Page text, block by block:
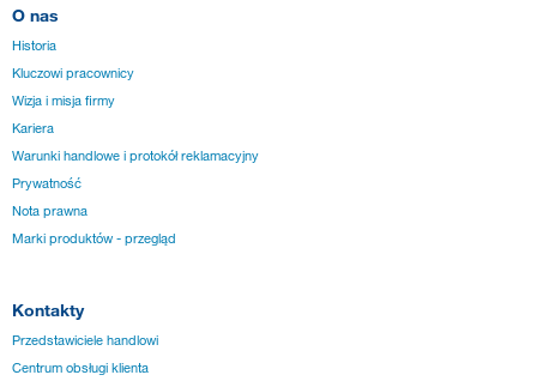
O nas
Historia
Kluczowi pracownicy
Wizja i misja firmy
Kariera
Warunki handlowe i protokół reklamacyjny
Prywatność
Nota prawna
Marki produktów - przegląd
Kontakty
Przedstawiciele handlowi
Centrum obsługi klienta